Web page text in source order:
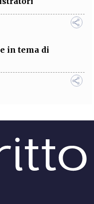
in tema di